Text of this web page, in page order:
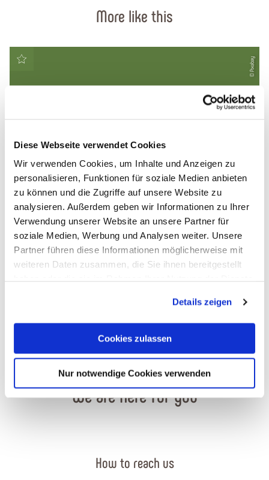
Diese Webseite verwendet Cookies
Wir verwenden Cookies, um Inhalte und Anzeigen zu
personalisieren, Funktionen für soziale Medien anbieten
zu können und die Zugriffe auf unsere Website zu
analysieren. Außerdem geben wir Informationen zu Ihrer
Verwendung unserer Website an unsere Partner für
soziale Medien, Werbung und Analysen weiter. Unsere
Partner führen diese Informationen möglicherweise mit
weiteren Daten zusammen, die Sie ihnen bereitgestellt
Cookies, wenn Sie unsere Webseite weiterhin nutzen.
Details zeigen
Cookies zulassen
Nur notwendige Cookies verwenden
More like this
© Pixabay
Wanderparkplatz Fachbach
Fachbach
We are here for you
How to reach us